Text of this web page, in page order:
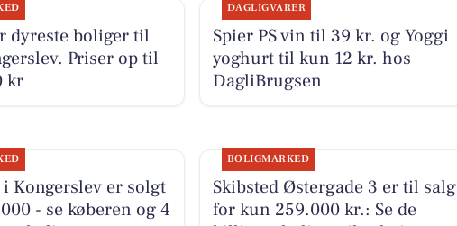
dyreste boliger til
Priser op til
kr
DAGLIGVARER
Spier PS vin til 39 kr. og Yoggi
yoghurt til kun 12 kr. hos
DagliBrugsen
Kongerslev er solgt
- se køberen og 4
BOLIGMARKED
Skibsted Østergade 3 er til salg
for kun 259.000 kr.: Se de